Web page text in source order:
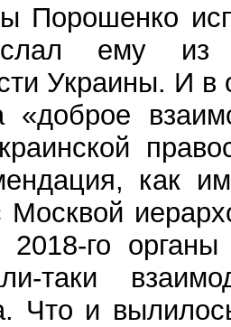
Порошенко
слал ему из
Украины. И в
как
Москвой
2018-го
таки
Что и